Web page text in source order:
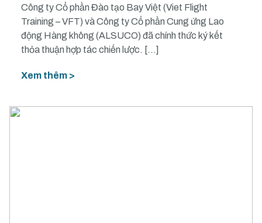
Công ty Cổ phần Đào tạo Bay Việt (Viet Flight
Training – VFT) và Công ty Cổ phần Cung ứng Lao
động Hàng không (ALSUCO) đã chính thức ký kết
thỏa thuận hợp tác chiến lược. […]
Xem thêm >